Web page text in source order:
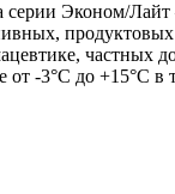
Эконом/
продуктовых
частных
от -3°С до +15°С